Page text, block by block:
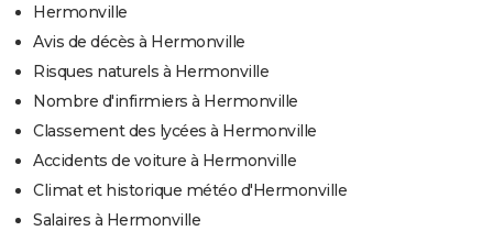
Hermonville
Avis de décès à Hermonville
Risques naturels à Hermonville
Nombre d'infirmiers à Hermonville
Classement des lycées à Hermonville
Accidents de voiture à Hermonville
Climat et historique météo d'Hermonville
Salaires à Hermonville